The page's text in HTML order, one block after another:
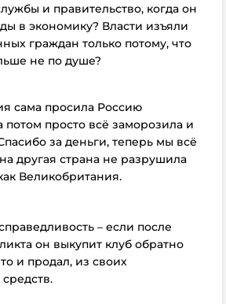
и правительство, когда он
в экономику? Власти изъяли
граждан только потому, что
не по душе?
сама просила Россию
потом просто всё заморозила и
за деньги, теперь мы всё
другая страна не разрушила
Великобритания.
– если после
он выкупит клуб обратно
и продал, из своих